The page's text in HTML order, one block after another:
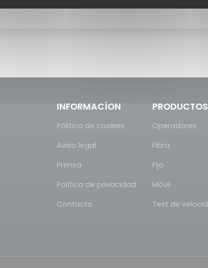
INFORMACÍON
Pólitica de cookies
Aviso legal
Prensa
Política de privacidad
Contacto
PRODUCTOS
Operadores
Fibra
Fijo
Móvil
Test de